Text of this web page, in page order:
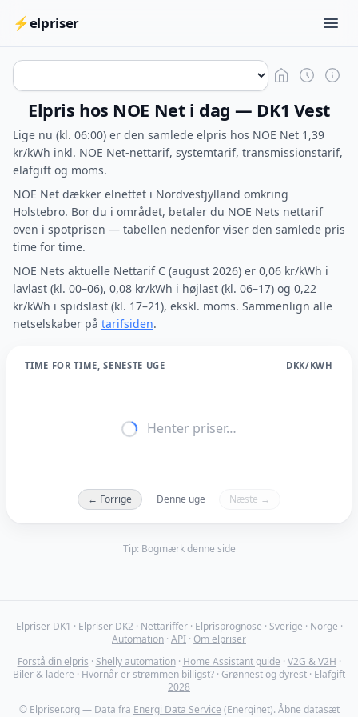
⚡elpriser
Elpris hos NOE Net i dag — DK1 Vest
Lige nu (kl. 06:00) er den samlede elpris hos NOE Net 1,39
kr/kWh inkl. NOE Net-nettarif, systemtarif, transmissionstarif,
elafgift og moms.
NOE Net dækker elnettet i Nordvestjylland omkring
Holstebro. Bor du i området, betaler du NOE Nets nettarif
oven i spotprisen — tabellen nedenfor viser den samlede pris
time for time.
NOE Nets aktuelle Nettarif C (august 2026) er 0,06 kr/kWh i
lavlast (kl. 00–06), 0,08 kr/kWh i højlast (kl. 06–17) og 0,22
kr/kWh i spidslast (kl. 17–21), ekskl. moms. Sammenlign alle
netselskaber på tarifsiden.
TIME FOR TIME, SENESTE UGE DKK/KWH
Henter priser…
← Forrige Denne uge Næste →
Tip: Bogmærk denne side
Elpriser DK1 · Elpriser DK2 · Nettariffer· Elprisprognose · Sverige · Norge ·
Automation · API · Om elpriser
Forstå din elpris · Shelly automation· Home Assistant guide · V2G & V2H ·
Biler & ladere · Hvornår er strømmen billigst? · Grønnest og dyrest · Elafgift
2028
© Elpriser.org — Data fra Energi Data Service (Energinet). Åbne datasæt